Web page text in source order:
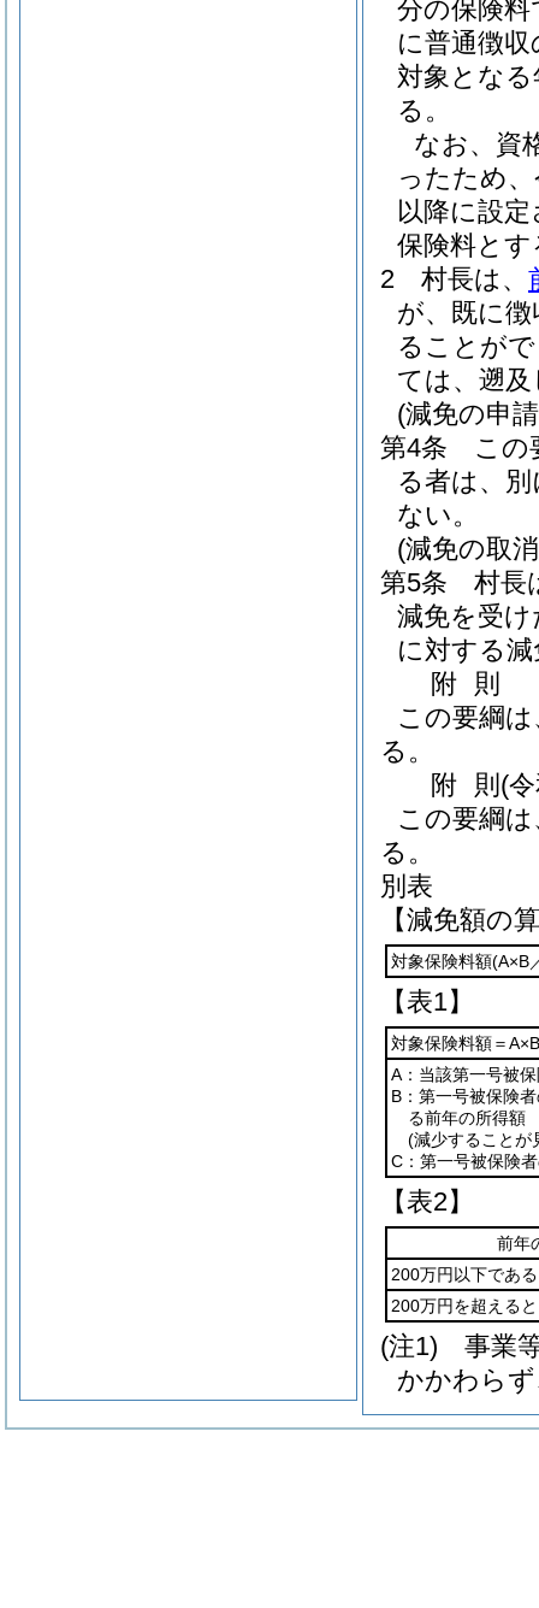
分の保険料
に普通徴
対象とな
る。
なお、資
ったため
以降に設
保険料とす
2
村長は、
が、既に
ることが
ては、遡
(減免の申
第4条
この
る者は、
ない。
(減免の取
第5条
村長
減免を受
に対する
附 則
この要綱
る。
附 則 (
この要綱
る。
別表
【減免額の
対象保険料額(A×B
【表1】
対象保険料額＝
A：当該第一号被
B：第一号被保険
る前年の所得額
(減少することが
C：第一号被保険
【表2】
前年
200万円以下であ
200万円を超える
(注1) 事業
かかわら